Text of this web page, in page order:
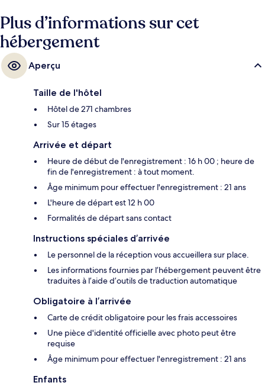
concerne la piscine rafraîchissante et le personnel attentionné.
Plus d’informations sur cet
hébergement
Aperçu
Taille de l'hôtel
Hôtel de 271 chambres
Sur 15 étages
Arrivée et départ
Heure de début de l'enregistrement : 16 h 00 ; heure de
fin de l'enregistrement : à tout moment.
Âge minimum pour effectuer l'enregistrement : 21 ans
L'heure de départ est 12 h 00
Formalités de départ sans contact
Instructions spéciales d’arrivée
Le personnel de la réception vous accueillera sur place.
Les informations fournies par l’hébergement peuvent être
traduites à l’aide d’outils de traduction automatique
Obligatoire à l’arrivée
Carte de crédit obligatoire pour les frais accessoires
Une pièce d'identité officielle avec photo peut être
requise
Âge minimum pour effectuer l'enregistrement : 21 ans
Enfants